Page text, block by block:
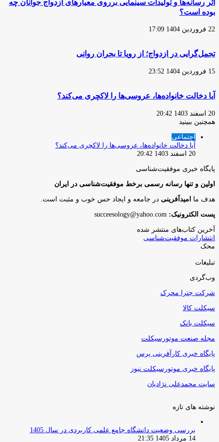
اثر رسانه‌ها و تولیدات سینمایی برروی معیارهای ازدواج جوانان چه
بوده است؟
22 فروردین 1404 17:09
تجمل‌گرایی در ازدواج؛ از رویا تا بحران روانی
15 فروردین 1404 23:52
آیا دخالت خانواده‌ها، عروسی‌ها را لاکچری می‌کند؟
20 اسفند 1403 20:42
همچنین ببینید
اجتماعی
آیا دخالت خانواده‌ها، عروسی‌ها را لاکچری می‌کند؟
20 اسفند 1403 20:42
پایگاه‌ خبری موفقیت‌شناسی
اولین و تنها رسانه رسمی برخط موفقیت‌شناسی در ایران
هدف ما امیدآفرینی در جامعه و ایجاد حس خوب و مثبت است.
پست الکترونیک:
آخرین کتاب‌های منتشر شده
انتشارات موفقیت‌شناسی
محک
تبلیغات
وب‌گردی
شرکت چترا محرک
سیکلت کالا
سیکلت بانک
مجله صنعت موتورسیکلت
پایگاه خبری کارآفرینی پرس
پایگاه خبری موتورسیکلت نیوز
سایت محمدعلی نژادیان
نوشته های تازه
بررسی وضعیت دانشگاه جامع علمی کاربردی در سال 1405
14 مرداد 1405 21:35